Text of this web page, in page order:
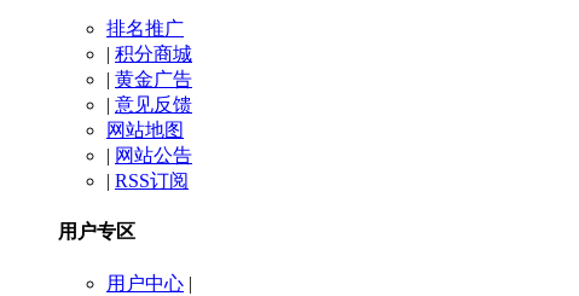
排名推广
| 积分商城
| 黄金广告
| 意见反馈
网站地图
| 网站公告
| RSS订阅
用户专区
用户中心 |